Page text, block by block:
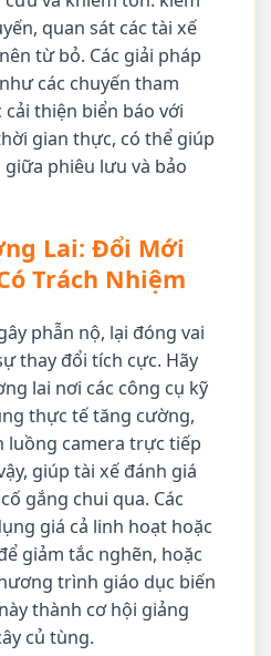
quan sát các tài xế
từ bỏ. Các giải pháp
các chuyến tham
thiện biển báo với
gian thực, có thể giúp
phiêu lưu và bảo
Lai: Đổi Mới
Trách Nhiệm
phẫn nộ, lại đóng vai
thay đổi tích cực. Hãy
lai nơi các công cụ kỹ
thực tế tăng cường,
luồng camera trực tiếp
giúp tài xế đánh giá
gắng chui qua. Các
giá cả linh hoạt hoặc
giảm tắc nghẽn, hoặc
trình giáo dục biến
thành cơ hội giảng
củ tùng.